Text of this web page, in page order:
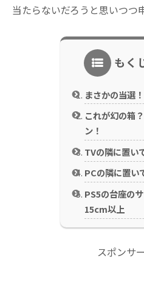
当たらないだろうと思いつつ
もく
まさかの当選！
これが幻の箱
ン！
TVの隣に置い
PCの隣に置い
PS5の台座の
15cm以上
スポンサ